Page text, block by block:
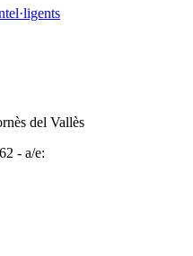
del Vallès
- a/e: